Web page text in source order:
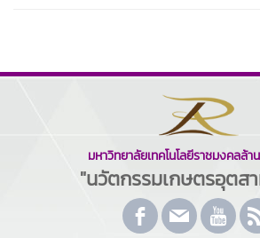
มหาวิทยาลัยเทคโนโลยีราชมงคลล้า
"นวัตกรรมเกษตรอุตส